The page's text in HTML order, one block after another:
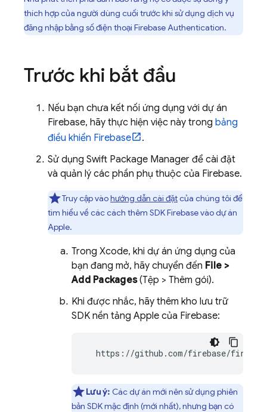
thích hợp của người dùng cuối trước khi sử dụng dịch vụ
đăng nhập bằng số điện thoại Firebase Authentication.
Trước khi bắt đầu
Nếu bạn chưa kết nối ứng dụng với dự án
Firebase, hãy thực hiện việc này trong bảng
điều khiển Firebase
.
Sử dụng Swift Package Manager để cài đặt
và quản lý các phần phụ thuộc của Firebase.
Truy cập vàohướng dẫn cài đặtcủa chúng tôi để
tìm hiểu về các cách thêm SDK Firebase vào dự án
Apple.
Trong Xcode, khi dự án ứng dụng của
bạn đang mở, hãy chuyển đến File >
Add Packages(Tệp > Thêm gói).
Khi được nhắc, hãy thêm kho lưu trữ
SDK nền tảng Apple của Firebase:
https://github.com/firebase/
Lưu ý: Các dự án mới nên sử dụng phiên
bản SDK mặc định (mới nhất), nhưng bạn có